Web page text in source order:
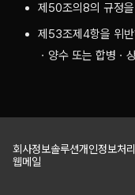
제50조의8의 규정
제53조제4항을 위
ㆍ양수 또는 합병ㆍ
회사정보솔루션개인정보처
웹메일